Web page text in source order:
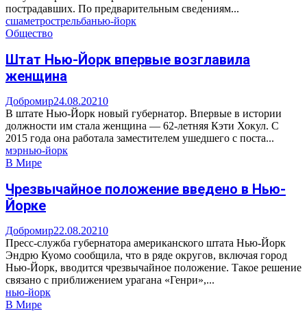
пострадавших. По предварительным сведениям...
сшаметрострельбанью-йорк
Общество
Штат Нью-Йорк впервые возглавила
женщина
Добромир24.08.20210
В штате Нью-Йорк новый губернатор. Впервые в истории
должности им стала женщина — 62-летняя Кэти Хокул. С
2015 года она работала заместителем ушедшего с поста...
мэрнью-йорк
В Мире
Чрезвычайное положение введено в Нью-
Йорке
Добромир22.08.20210
Пресс-служба губернатора американского штата Нью-Йорк
Эндрю Куомо сообщила, что в ряде округов, включая город
Нью-Йорк, вводится чрезвычайное положение. Такое решение
связано с приближением урагана «Генри»,...
нью-йорк
В Мире